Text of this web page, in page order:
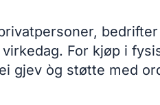
For kjøp i
gjev òg støtte med